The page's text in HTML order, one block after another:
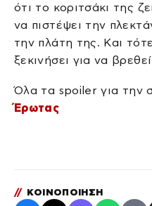
ότι το κοριτσάκι της
να πιστέψει την
την πλάτη της. Και
ξεκινήσει για να
Όλα τα spoiler για την
Έρωτας
// ΚΟΙΝΟΠΟΙΗΣΗ